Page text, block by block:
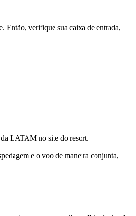
Então, verifique sua caixa de entrada,
da LATAM no site do resort.
e o voo de maneira conjunta,